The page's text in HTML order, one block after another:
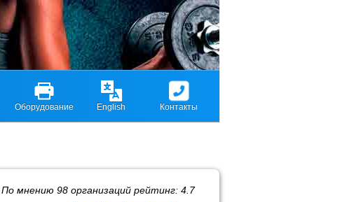
Оборудование English Контакты
По мнению 98 организаций рейтинг: 4.7